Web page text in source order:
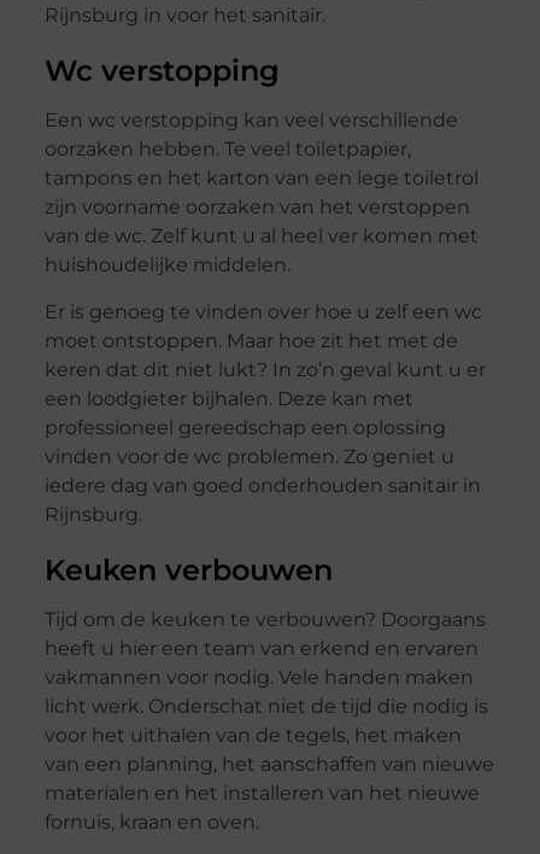
Rijnsburg in voor het sanitair.
Wc verstopping
Een wc verstopping kan veel verschillende
oorzaken hebben. Te veel toiletpapier,
tampons en het karton van een lege toiletrol
zijn voorname oorzaken van het verstoppen
van de wc. Zelf kunt u al heel ver komen met
huishoudelijke middelen.
Er is genoeg te vinden over hoe u zelf een wc
moet ontstoppen. Maar hoe zit het met de
keren dat dit niet lukt? In zo’n geval kunt u er
een loodgieter bijhalen. Deze kan met
professioneel gereedschap een oplossing
vinden voor de wc problemen. Zo geniet u
iedere dag van goed onderhouden sanitair in
Rijnsburg.
Keuken verbouwen
Tijd om de keuken te verbouwen? Doorgaans
heeft u hier een team van erkend en ervaren
vakmannen voor nodig. Vele handen maken
licht werk. Onderschat niet de tijd die nodig is
voor het uithalen van de tegels, het maken
van een planning, het aanschaffen van nieuwe
materialen en het installeren van het nieuwe
fornuis, kraan en oven.